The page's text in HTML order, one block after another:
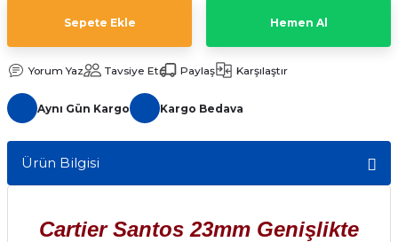
Sepete Ekle Hemen Al
Yorum Yaz Tavsiye Et Paylaş Karşılaştır
Aynı Gün Kargo Kargo Bedava
Ürün Bilgisi
Cartier Santos 23mm Genişlikte